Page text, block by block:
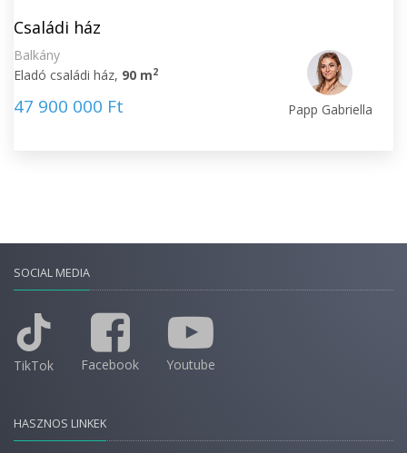
Családi ház
Balkány
Eladó családi ház, 90 m2
47 900 000 Ft Papp Gabriella
SOCIAL MEDIA
TikTok Facebook Youtube
HASZNOS LINKEK